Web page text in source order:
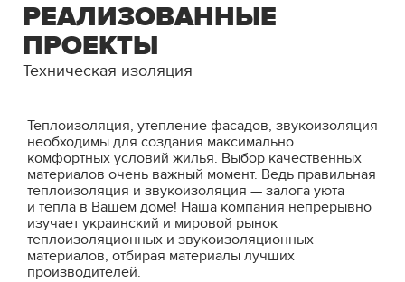
РЕАЛИЗОВАННЫЕ
ПРОЕКТЫ
Техническая изоляция
Теплоизоляция, утепление фасадов, звукоизоляция
необходимы для создания максимально
комфортных условий жилья. Выбор качественных
материалов очень важный момент. Ведь правильная
теплоизоляция и звукоизоляция — залога уюта
и тепла в Вашем доме! Наша компания непрерывно
изучает украинский и мировой рынок
теплоизоляционных и звукоизоляционных
материалов, отбирая материалы лучших
производителей.